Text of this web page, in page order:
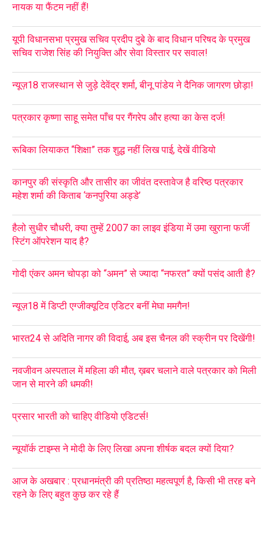
नायक या फैंटम नहीं हैं!
यूपी विधानसभा प्रमुख सचिव प्रदीप दुबे के बाद विधान परिषद के प्रमुख
सचिव राजेश सिंह की नियुक्ति और सेवा विस्तार पर सवाल!
न्यूज़18 राजस्थान से जुड़े देवेंद्र शर्मा, बीनू पांडेय ने दैनिक जागरण छोड़ा!
पत्रकार कृष्णा साहू समेत पाँच पर गैंगरेप और हत्या का केस दर्ज!
रूबिका लियाकत “शिक्षा” तक शुद्ध नहीं लिख पाई, देखें वीडियो
कानपुर की संस्कृति और तासीर का जीवंत दस्तावेज है वरिष्ठ पत्रकार
महेश शर्मा की किताब ‘कनपुरिया अड्डे’
हैलो सुधीर चौधरी, क्या तुम्हें 2007 का लाइव इंडिया में उमा खुराना फर्जी
स्टिंग ऑपरेशन याद है?
गोदी एंकर अमन चोपड़ा को “अमन” से ज्यादा “नफरत” क्यों पसंद आती है?
न्यूज़18 में डिप्टी एग्जीक्यूटिव एडिटर बनीं मेघा ममगैन!
भारत24 से अदिति नागर की विदाई, अब इस चैनल की स्क्रीन पर दिखेंगी!
नवजीवन अस्पताल में महिला की मौत, ख़बर चलाने वाले पत्रकार को मिली
जान से मारने की धमकी!
प्रसार भारती को चाहिए वीडियो एडिटर्स!
न्यूयॉर्क टाइम्स ने मोदी के लिए लिखा अपना शीर्षक बदल क्यों दिया?
आज के अखबार : प्रधानमंत्री की प्रतिष्ठा महत्वपूर्ण है, किसी भी तरह बने
रहने के लिए बहुत कुछ कर रहे हैं